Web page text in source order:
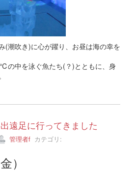
(潮吹き)に心が躍り、お昼は海の幸を
の中を泳ぐ魚たち(？)とともに、身
遠足に行ってきました
管理者f カテゴリ:
）